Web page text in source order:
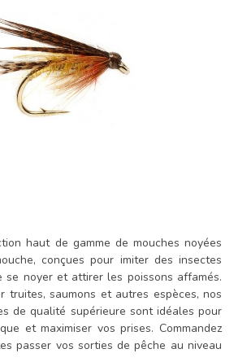
haut de gamme de mouches noyées
conçues pour imiter des insectes
se noyer et attirer les poissons affamés.
truites, saumons et autres espèces, nos
de qualité supérieure sont idéales pour
et maximiser vos prises. Commandez
passer vos sorties de pêche au niveau